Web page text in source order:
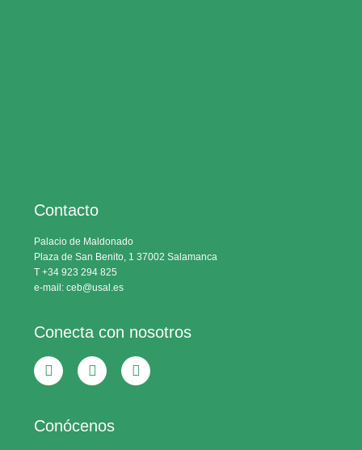
Contacto
Palacio de Maldonado
Plaza de San Benito, 1 37002 Salamanca
T +34 923 294 825
e-mail: ceb@usal.es
Conecta con nosotros
Conócenos